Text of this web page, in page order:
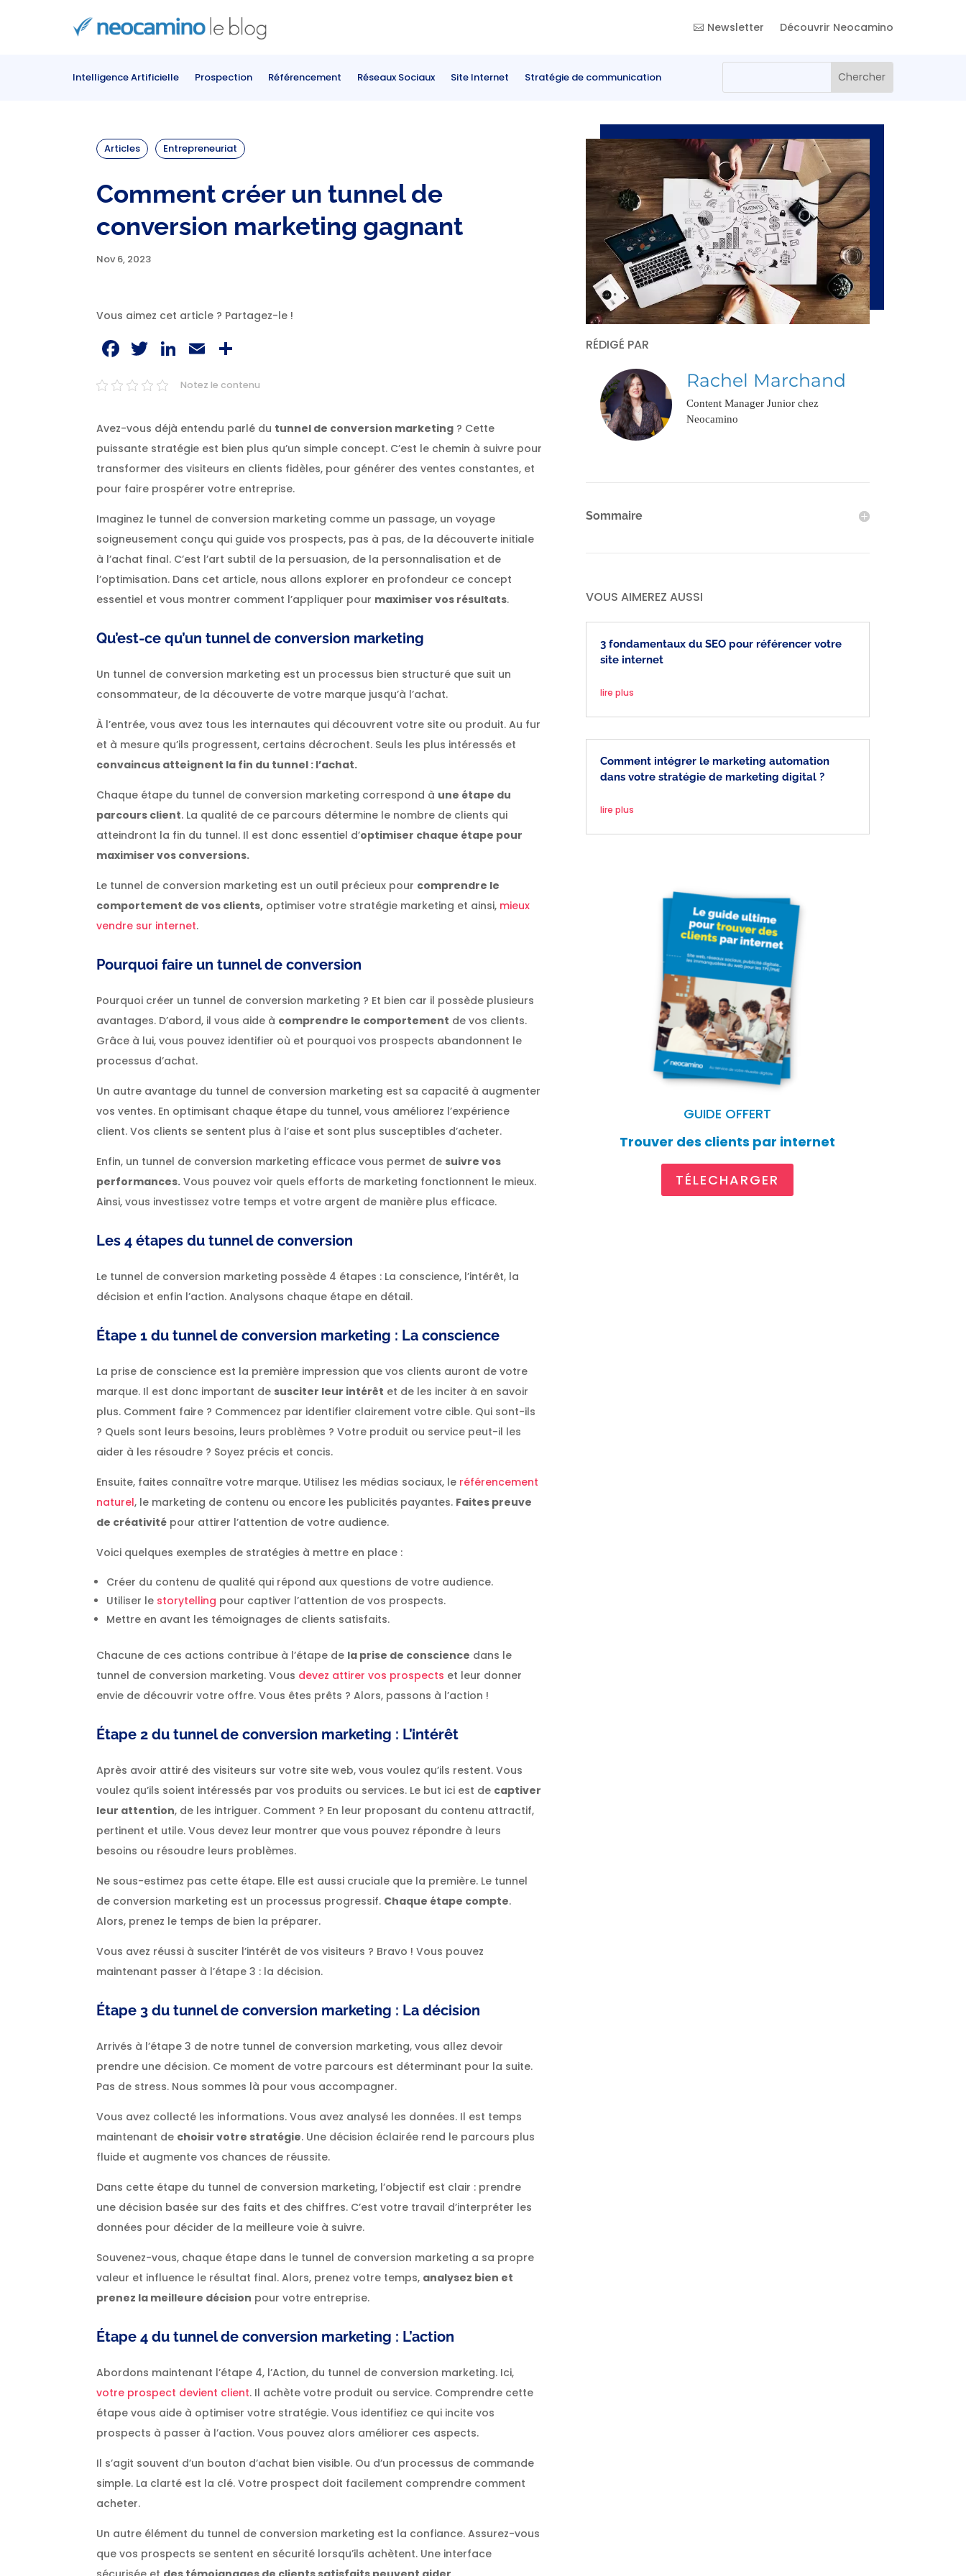
Newsletter Découvrir Neocamino
Intelligence Artificielle Prospection Référencement Réseaux Sociaux Site Internet Stratégie de communication
Articles Entrepreneuriat
Comment créer un tunnel de
conversion marketing gagnant
Nov 6, 2023
Vous aimez cet article ? Partagez-le !
Facebook
Twitter
LinkedIn
Email
Notez le contenu
Avez-vous déjà entendu parlé du tunnel de conversion marketing ? Cette
puissante stratégie est bien plus qu’un simple concept. C’est le chemin à suivre pour
transformer des visiteurs en clients fidèles, pour générer des ventes constantes, et
pour faire prospérer votre entreprise.
Imaginez le tunnel de conversion marketing comme un passage, un voyage
soigneusement conçu qui guide vos prospects, pas à pas, de la découverte initiale
à l’achat final. C’est l’art subtil de la persuasion, de la personnalisation et de
l’optimisation. Dans cet article, nous allons explorer en profondeur ce concept
essentiel et vous montrer comment l’appliquer pour maximiser vos résultats.
Qu’est-ce qu’un tunnel de conversion marketing
Un tunnel de conversion marketing est un processus bien structuré que suit un
consommateur, de la découverte de votre marque jusqu’à l’achat.
À l’entrée, vous avez tous les internautes qui découvrent votre site ou produit. Au fur
et à mesure qu’ils progressent, certains décrochent. Seuls les plus intéressés et
convaincus atteignent la fin du tunnel : l’achat.
Chaque étape du tunnel de conversion marketing correspond à une étape du
parcours client. La qualité de ce parcours détermine le nombre de clients qui
atteindront la fin du tunnel. Il est donc essentiel d’optimiser chaque étape pour
maximiser vos conversions.
Le tunnel de conversion marketing est un outil précieux pour comprendre le
comportement de vos clients, optimiser votre stratégie marketing et ainsi, mieux
vendre sur internet.
Pourquoi faire un tunnel de conversion
Pourquoi créer un tunnel de conversion marketing ? Et bien car il possède plusieurs
avantages. D’abord, il vous aide à comprendre le comportement de vos clients.
Grâce à lui, vous pouvez identifier où et pourquoi vos prospects abandonnent le
processus d’achat.
Un autre avantage du tunnel de conversion marketing est sa capacité à augmenter
vos ventes. En optimisant chaque étape du tunnel, vous améliorez l’expérience
client. Vos clients se sentent plus à l’aise et sont plus susceptibles d’acheter.
Enfin, un tunnel de conversion marketing efficace vous permet de suivre vos
performances. Vous pouvez voir quels efforts de marketing fonctionnent le mieux.
Ainsi, vous investissez votre temps et votre argent de manière plus efficace.
Les 4 étapes du tunnel de conversion
Le tunnel de conversion marketing possède 4 étapes : La conscience, l’intérêt, la
décision et enfin l’action. Analysons chaque étape en détail.
Étape 1 du tunnel de conversion marketing : La conscience
La prise de conscience est la première impression que vos clients auront de votre
marque. Il est donc important de susciter leur intérêt et de les inciter à en savoir
plus. Comment faire ? Commencez par identifier clairement votre cible. Qui sont-ils
? Quels sont leurs besoins, leurs problèmes ? Votre produit ou service peut-il les
aider à les résoudre ? Soyez précis et concis.
Ensuite, faites connaître votre marque. Utilisez les médias sociaux, le référencement
naturel, le marketing de contenu ou encore les publicités payantes. Faites preuve
de créativité pour attirer l’attention de votre audience.
Voici quelques exemples de stratégies à mettre en place :
Créer du contenu de qualité qui répond aux questions de votre audience.
Utiliser le storytelling pour captiver l’attention de vos prospects.
Mettre en avant les témoignages de clients satisfaits.
Chacune de ces actions contribue à l’étape de la prise de conscience dans le
tunnel de conversion marketing. Vous devez attirer vos prospects et leur donner
envie de découvrir votre offre. Vous êtes prêts ? Alors, passons à l’action !
Étape 2 du tunnel de conversion marketing : L’intérêt
Après avoir attiré des visiteurs sur votre site web, vous voulez qu’ils restent. Vous
voulez qu’ils soient intéressés par vos produits ou services. Le but ici est de captiver
leur attention, de les intriguer. Comment ? En leur proposant du contenu attractif,
pertinent et utile. Vous devez leur montrer que vous pouvez répondre à leurs
besoins ou résoudre leurs problèmes.
Ne sous-estimez pas cette étape. Elle est aussi cruciale que la première. Le tunnel
de conversion marketing est un processus progressif. Chaque étape compte.
Alors, prenez le temps de bien la préparer.
Vous avez réussi à susciter l’intérêt de vos visiteurs ? Bravo ! Vous pouvez
maintenant passer à l’étape 3 : la décision.
Étape 3 du tunnel de conversion marketing : La décision
Arrivés à l’étape 3 de notre tunnel de conversion marketing, vous allez devoir
prendre une décision. Ce moment de votre parcours est déterminant pour la suite.
Pas de stress. Nous sommes là pour vous accompagner.
Vous avez collecté les informations. Vous avez analysé les données. Il est temps
maintenant de choisir votre stratégie. Une décision éclairée rend le parcours plus
fluide et augmente vos chances de réussite.
Dans cette étape du tunnel de conversion marketing, l’objectif est clair : prendre
une décision basée sur des faits et des chiffres. C’est votre travail d’interpréter les
données pour décider de la meilleure voie à suivre.
Souvenez-vous, chaque étape dans le tunnel de conversion marketing a sa propre
valeur et influence le résultat final. Alors, prenez votre temps, analysez bien et
prenez la meilleure décision pour votre entreprise.
Étape 4 du tunnel de conversion marketing : L’action
Abordons maintenant l’étape 4, l’Action, du tunnel de conversion marketing. Ici,
votre prospect devient client. Il achète votre produit ou service. Comprendre cette
étape vous aide à optimiser votre stratégie. Vous identifiez ce qui incite vos
prospects à passer à l’action. Vous pouvez alors améliorer ces aspects.
Il s’agit souvent d’un bouton d’achat bien visible. Ou d’un processus de commande
simple. La clarté est la clé. Votre prospect doit facilement comprendre comment
acheter.
Un autre élément du tunnel de conversion marketing est la confiance. Assurez-vous
que vos prospects se sentent en sécurité lorsqu’ils achètent. Une interface
RÉDIGÉ PAR
Rachel Marchand
Content Manager Junior chez
Neocamino
Sommaire
VOUS AIMEREZ AUSSI
3 fondamentaux du SEO pour référencer votre
site internet
lire plus
Comment intégrer le marketing automation
dans votre stratégie de marketing digital ?
lire plus
GUIDE OFFERT
Trouver des clients par internet
TÉLECHARGER